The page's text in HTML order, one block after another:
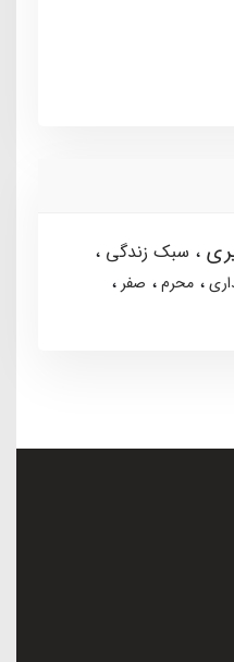
سبک زندگی
محرم
صفر